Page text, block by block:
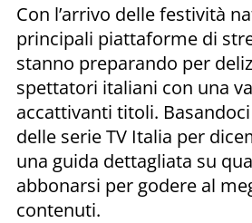
Con l’arrivo delle festività
principali piattaforme di
stanno preparando per
spettatori italiani con una
accattivanti titoli.
delle serie TV Italia per
una guida dettagliata su
abbonarsi per godere al
contenuti.